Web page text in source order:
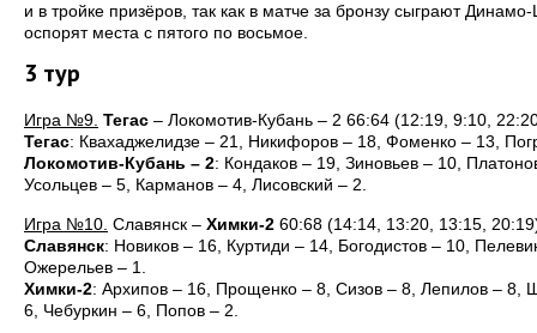
и в тройке призёров, так как в матче за бронзу сыграют
оспорят места с пятого по восьмое.
3 тур
Игра №9. Тегас – Локомотив-Кубань – 2 66:64 (12:19, 9:10,
Тегас: Квахаджелидзе – 21, Никифоров – 18, Фоменко – 13,
Локомотив-Кубань – 2: Кондаков – 19, Зиновьев – 10,
Усольцев – 5, Карманов – 4, Лисовский – 2.
Игра №10. Славянск – Химки-2 60:68 (14:14, 13:20, 13:15,
Славянск: Новиков – 16, Куртиди – 14, Богодистов – 10,
Ожерельев – 1.
Химки-2: Архипов – 16, Прощенко – 8, Сизов – 8, Лепилов – 8,
6, Чебуркин – 6, Попов – 2.